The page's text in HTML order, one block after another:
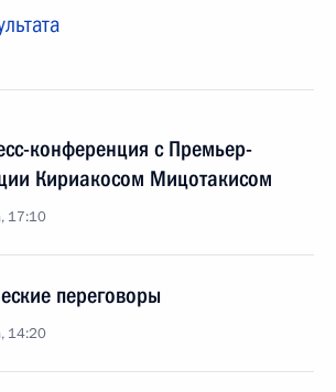
конференция с Премьер-
Кириакосом Мицотакисом
17:10
переговоры
14:20